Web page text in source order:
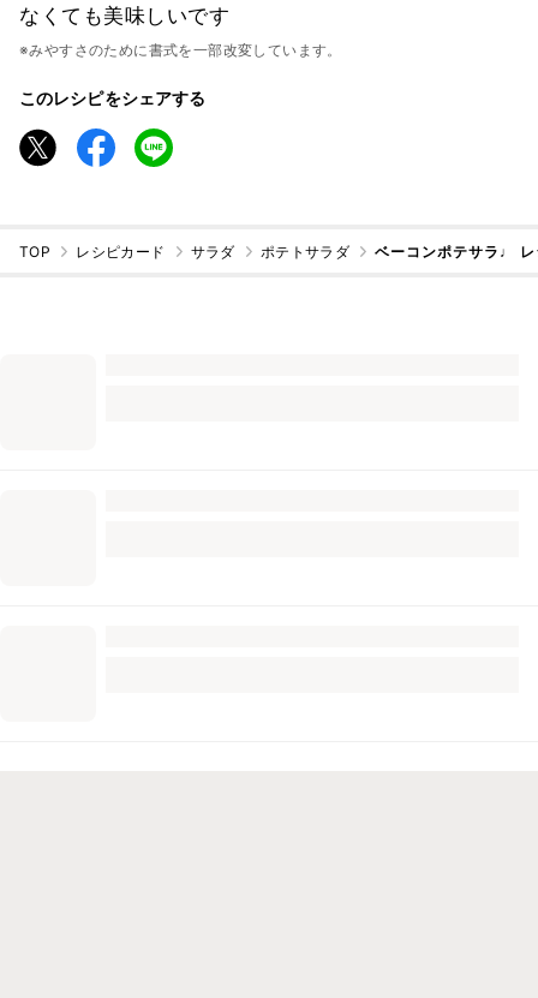
なくても美味しいです
※みやすさのために書式を一部改変しています。
このレシピをシェアする
TOP レシピカード サラダ ポテトサラダ ベーコンポテサラ♩ レ